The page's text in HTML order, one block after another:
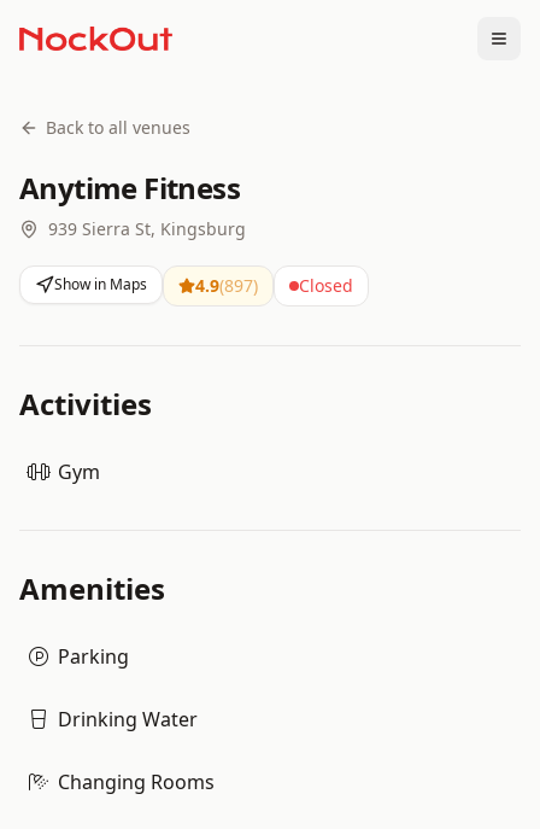
Back to all venues
Anytime Fitness
939 Sierra St, Kingsburg
Show in Maps 4.9(897) Closed
Activities
Gym
Amenities
Parking
Drinking Water
Changing Rooms